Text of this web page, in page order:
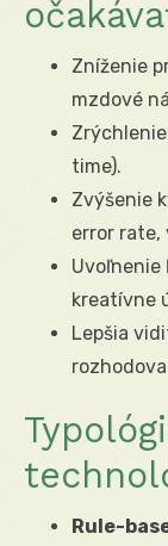
Zníženie
mzdové
time).
Zvýšenie
error rate,
kreatívne
Lepšia
Rule-